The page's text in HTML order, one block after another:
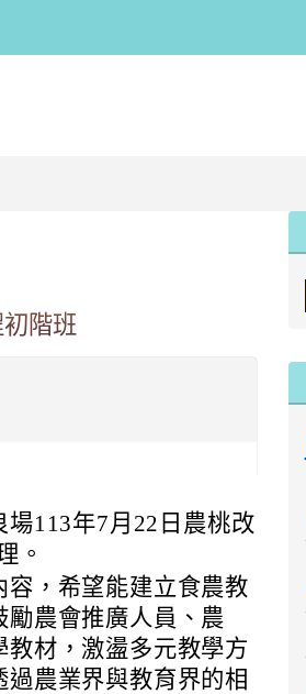
階班
113年7月22日農桃改
。
，希望能建立食農教
農會推廣人員、農
教材，激盪多元教學方
農業界與教育界的相